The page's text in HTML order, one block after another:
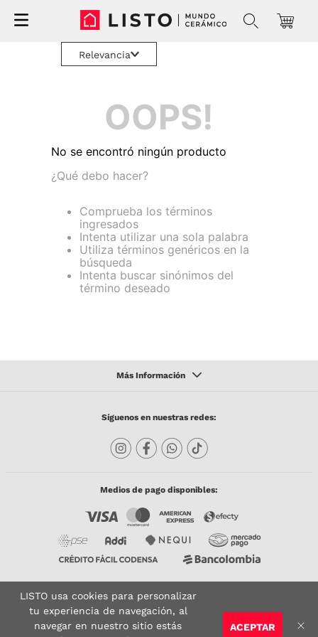
Relevancia
OOPS!
No se encontró ningún producto
¿Qué debo hacer?
Comprueba los términos
ingresados
Intenta utilizar una sola palabra
Utiliza términos genéricos en la
búsqueda
Intenta buscar sinónimos del
término deseado
Síguenos en nuestras redes:
Medios de pago disponibles:
Copyright © 2023 TODACO S.A.S. Listo Mundo Cerámico. All Rights Reserved. Powered
by
Sitio seguro: Vigilado por: Certificado:
ACEPTAR
LISTO usa cookies para personalizar
tu experiencia de navegación, al
navegar en nuestro sitio estás